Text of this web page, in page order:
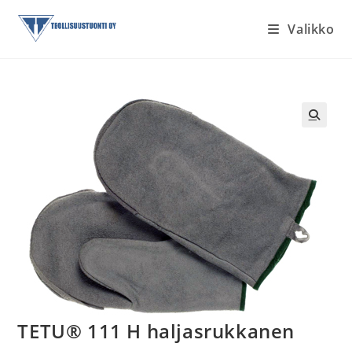
suoraan
Valikko
TETU® 111 H haljasrukkanen